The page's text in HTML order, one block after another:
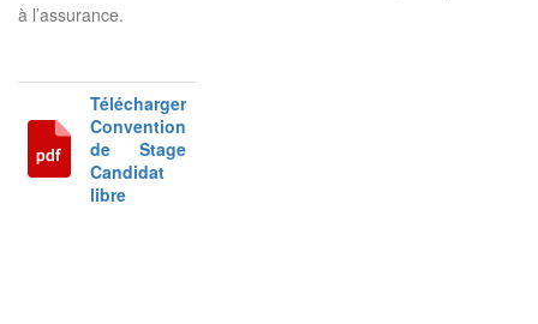
à l’assurance.
Télécharger
Convention
de Stage
Candidat
libre